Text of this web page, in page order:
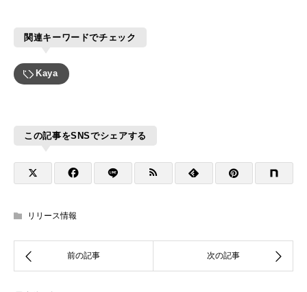
関連キーワードでチェック
Kaya
この記事をSNSでシェアする
リリース情報